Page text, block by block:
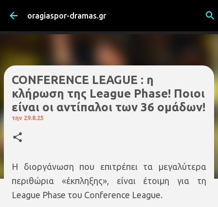
Μετάβαση στο κύριο περιεχόμενο
oragiaspor-dramas.gr
CONFERENCE LEAGUE : η
κλήρωση της League Phase! Ποιοι
είναι οι αντίπαλοι των 36 ομάδων!
την 29.8.25
Η διοργάνωση που επιτρέπει τα μεγαλύτερα
περιθώρια «έκπληξης», είναι έτοιμη για τη
League Phase του Conference League.